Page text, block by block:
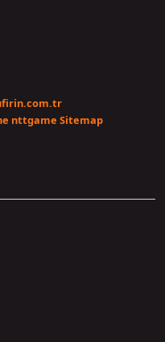
nttgame Sitemap